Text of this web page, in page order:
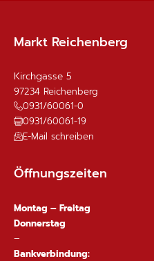
Markt Reichenberg
Kirchgasse 5
97234 Reichenberg
0931/60061-0
0931/60061-19
E-Mail schreiben
Öffnungszeiten
Montag – Freitag
Donnerstag
–
Bankverbindung: